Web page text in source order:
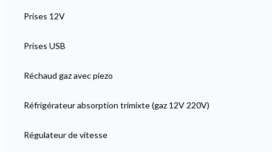
Prises 12V
Prises USB
Réchaud gaz avec piezo
Réfrigérateur absorption trimixte (gaz 12V 220V)
Régulateur de vitesse